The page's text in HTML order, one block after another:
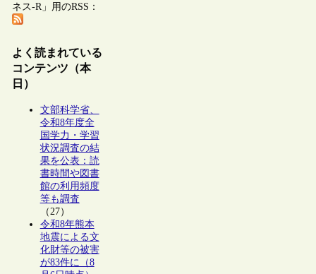
ネス-R」用のRSS：
よく読まれている
コンテンツ（本
日）
文部科学省、
令和8年度全
国学力・学習
状況調査の結
果を公表：読
書時間や図書
館の利用頻度
等も調査
（27）
令和8年熊本
地震による文
化財等の被害
が83件に（8